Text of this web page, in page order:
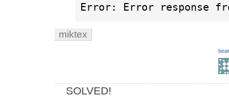
Error: Error response
miktex
SOLVED!